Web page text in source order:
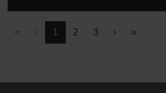
« ‹ 1 2 3 › »